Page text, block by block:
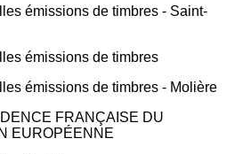
émissions de timbres - Saint-
émissions de timbres
émissions de timbres - Molière
FRANÇAISE DU
EUROPÉENNE